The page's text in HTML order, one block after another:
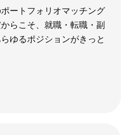
ートフォリオマッチング
らこそ、就職・転職・副
ゆるポジションがきっと